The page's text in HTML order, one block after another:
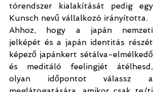
tórendszer kialakítását pedig egy
Kunsch nevű vállalkozó irányította.
Ahhoz, hogy a japán nemzeti
jelképét és a japán identitás részét
képező japánkert sétálva-elmélkedő
és meditáló feelingjét átélhesd,
olyan időpontot válassz a